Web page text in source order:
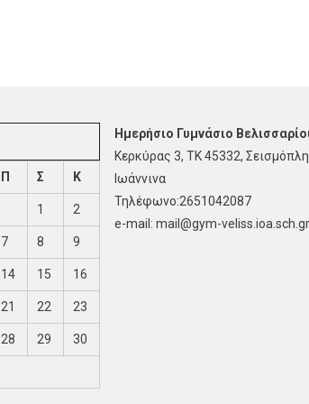
Π Σ Κ
1 2
7 8 9
14 15 16
21 22 23
28 29 30
Ημερήσιο Γυμνάσιο
Κερκύρας 3, ΤΚ 45332,
Ιωάννινα
Τηλέφωνο:2651042087
e-mail: mail@gym-veliss.ioa.sch.gr